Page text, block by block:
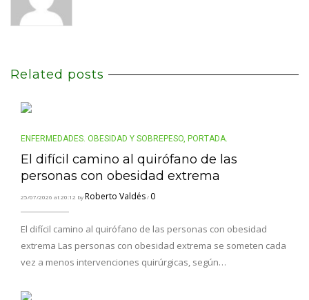
Related posts
ENFERMEDADES. OBESIDAD Y SOBREPESO, PORTADA.
El difícil camino al quirófano de las
personas con obesidad extrema
25/07/2026 at 20:12 byRoberto Valdés/ 0
El difícil camino al quirófano de las personas con obesidad
extrema Las personas con obesidad extrema se someten cada
vez a menos intervenciones quirúrgicas, según…